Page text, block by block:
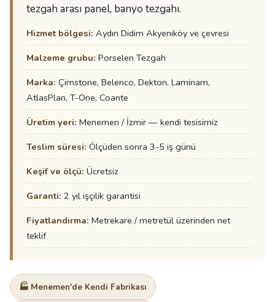
tezgah arası panel, banyo tezgahı.
Hizmet bölgesi: Aydın Didim Akyeniköy ve çevresi
Malzeme grubu: Porselen Tezgah
Marka: Çimstone, Belenco, Dekton, Laminam,
AtlasPlan, T-One, Coante
Üretim yeri: Menemen / İzmir — kendi tesisimiz
Teslim süresi: Ölçüden sonra 3-5 iş günü
Keşif ve ölçü: Ücretsiz
Garanti: 2 yıl işçilik garantisi
Fiyatlandırma: Metrekare / metretül üzerinden net
teklif
🏭 Menemen'de Kendi Fabrikası